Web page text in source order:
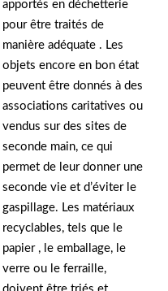
apportés en déchetterie
pour être traités de
manière adéquate . Les
objets encore en bon état
peuvent être donnés à des
associations caritatives ou
vendus sur des sites de
seconde main, ce qui
permet de leur donner une
seconde vie et d’éviter le
gaspillage. Les matériaux
recyclables, tels que le
papier , le emballage, le
verre ou le ferraille,